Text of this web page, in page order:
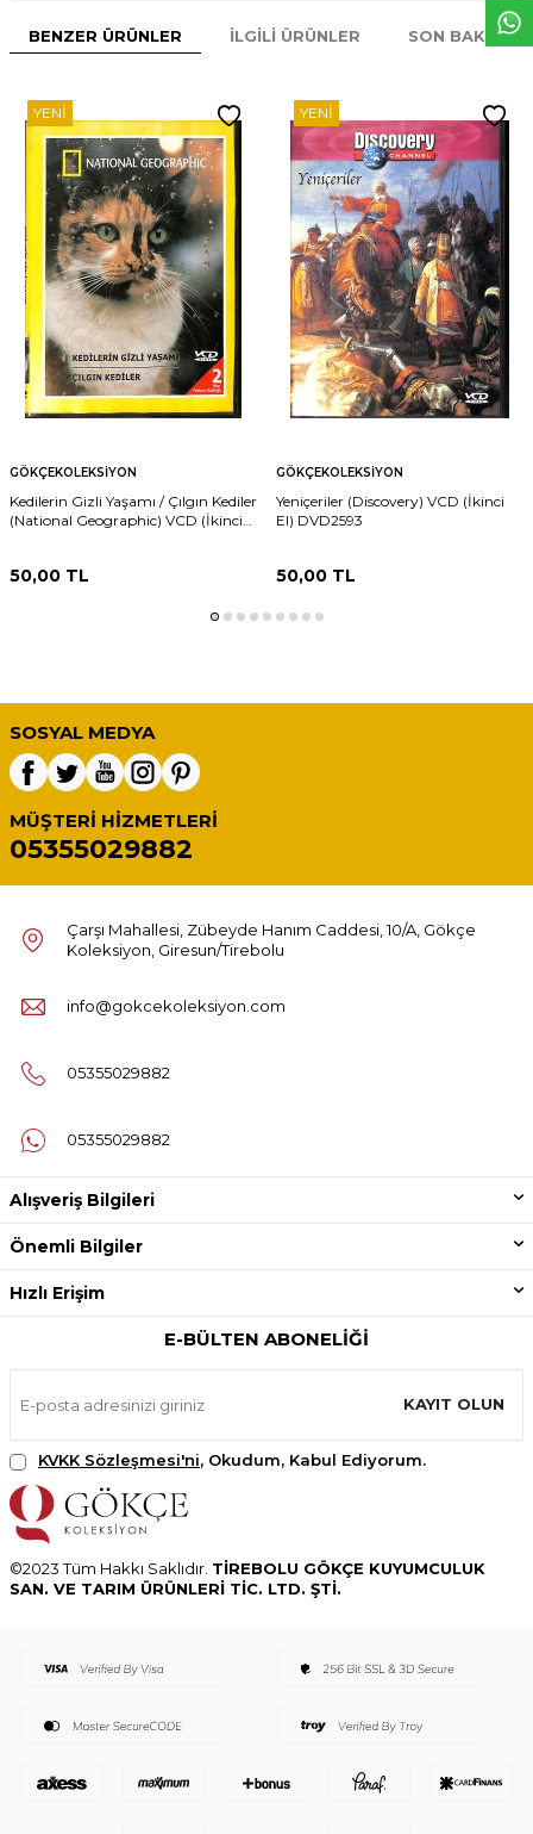
BENZER ÜRÜNLER İLGILI ÜRÜNLER SON
YENI
GÖKÇEKOLEKSIYON
Kedilerin Gizli Yaşamı / Çılgın Kediler
(National Geographic) VCD (İkinci
50,00 TL
YENI
GÖKÇEKOLEKSIYON
Yeniçeriler (Discovery) VCD (İkinci
El) DVD2593
50,00TL
SOSYAL MEDYA
MÜŞTERI HIZMETLERI
05355029882
Çarşı Mahallesi, Zübeyde Hanım Caddesi, 10/A, Gökçe
Koleksiyon, Giresun/Tirebolu
info@gokcekoleksiyon.com
05355029882
05355029882
Alışveriş Bilgileri
Önemli Bilgiler
Hızlı Erişim
E-BÜLTEN ABONELIĞI
KAYIT OLUN
KVKK Sözleşmesi'ni, Okudum, Kabul Ediyorum.
©2023 Tüm Hakkı Saklıdır. TİREBOLU GÖKÇE KUYUMCULUK
SAN. VE TARIM ÜRÜNLERİ TİC. LTD. ŞTİ.